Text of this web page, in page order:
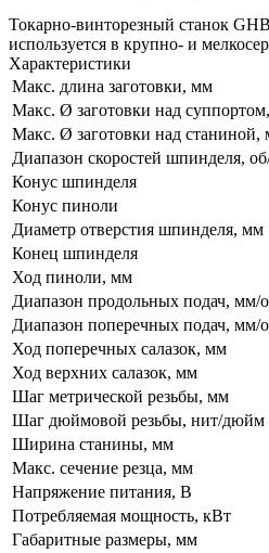
Токарно-винторезный станок
используется в крупно- и
Характеристики
Макс. длина заготовки, мм
Макс. Ø заготовки над
Макс. Ø заготовки над станиной,
Диапазон скоростей шпинделя,
Конус шпинделя
Конус пиноли
Диаметр отверстия шпинделя, мм
Конец шпинделя
Ход пиноли, мм
Диапазон продольных подач, мм/
Диапазон поперечных подач, мм/
Ход поперечных салазок, мм
Ход верхних салазок, мм
Шаг метрической резьбы, мм
Шаг дюймовой резьбы, нит/дюйм
Ширина станины, мм
Макс. сечение резца, мм
Напряжение питания, В
Потребляемая мощность, кВт
Габаритные размеры, мм